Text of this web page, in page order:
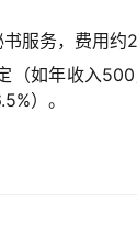
服务，费用约
（如年收入
）。